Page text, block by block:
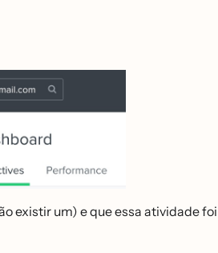
existir um) e que essa atividade